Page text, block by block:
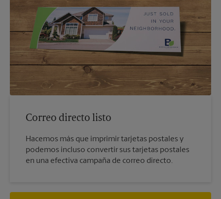
Correo directo listo
Hacemos más que imprimir tarjetas postales y
podemos incluso convertir sus tarjetas postales
en una efectiva campaña de correo directo.